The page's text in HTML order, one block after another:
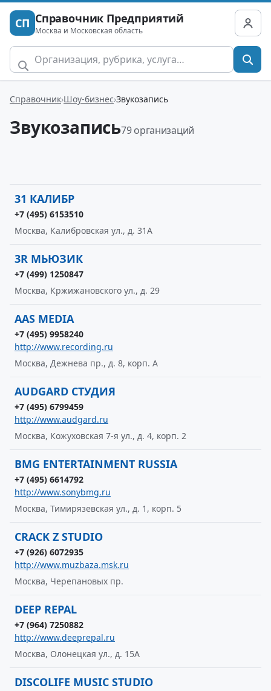
СП Справочник Предприятий
Москва и Московская область
Справочник Шоу-бизнес Звукозапись
Звукозапись79 организаций
31 КАЛИБР
+7 (495) 6153510
Москва, Калибровская ул., д. 31А
3R МЬЮЗИК
+7 (499) 1250847
Москва, Кржижановского ул., д. 29
AAS MEDIA
+7 (495) 9958240
http://www.recording.ru
Москва, Дежнева пр., д. 8, корп. А
AUDGARD СТУДИЯ
+7 (495) 6799459
http://www.audgard.ru
Москва, Кожуховская 7-я ул., д. 4, корп. 2
BMG ENTERTAINMENT RUSSIA
+7 (495) 6614792
http://www.sonybmg.ru
Москва, Тимирязевская ул., д. 1, корп. 5
CRACK Z STUDIO
+7 (926) 6072935
http://www.muzbaza.msk.ru
Москва, Черепановых пр.
DEEP REPAL
+7 (964) 7250882
http://www.deeprepal.ru
Москва, Олонецкая ул., д. 15А
DISCOLIFE MUSIC STUDIO